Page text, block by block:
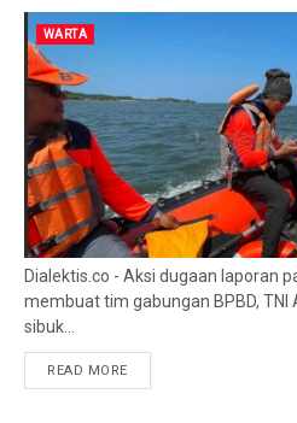
WARTA
Dialektis.co - Aksi dugaan laporan
membuat tim gabungan BPBD, TNI
sibuk...
READ MORE